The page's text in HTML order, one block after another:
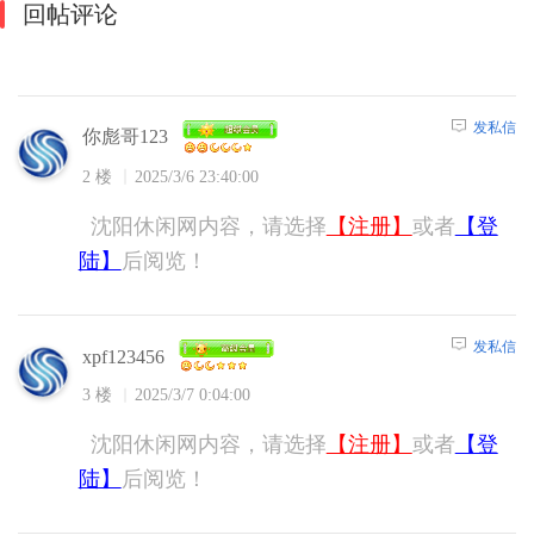
回帖评论
你彪哥123
2 楼 2025/3/6 23:40:00
发私信
沈阳休闲网内容，请选择 【注册】 或者 【登
陆】
后阅览！
xpf123456
3 楼 2025/3/7 0:04:00
发私信
沈阳休闲网内容，请选择 【注册】 或者 【登
陆】
后阅览！